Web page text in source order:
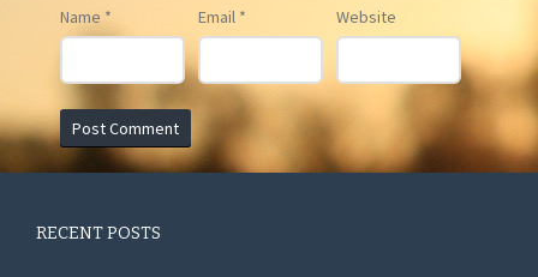
Name * Email * Website
RECENT POSTS